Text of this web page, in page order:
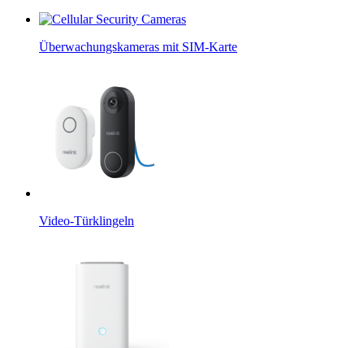
Überwachungskameras mit SIM-Karte
Video-Türklingeln